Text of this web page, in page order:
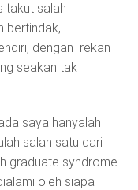
takut salah
bertindak,
dengan rekan
seakan tak
saya hanyalah
salah satu dari
graduate syndrome.
oleh siapa